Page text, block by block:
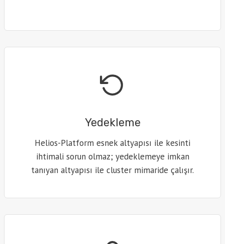
Yedekleme
Helios-Platform esnek altyapısı ile kesinti
ihtimali sorun olmaz; yedeklemeye imkan
tanıyan altyapısı ile cluster mimaride çalışır.